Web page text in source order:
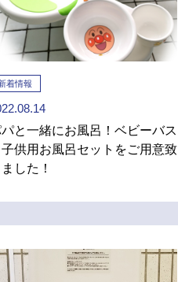
着情報
と一緒にお風呂！ベビーバス
供用お風呂セットをご用意致
した！